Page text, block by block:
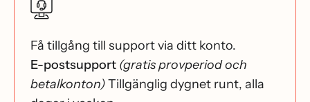
Få tillgång till support via ditt konto.
E-postsupport (gratis provperiod och
betalkonton)Tillgänglig dygnet runt, alla